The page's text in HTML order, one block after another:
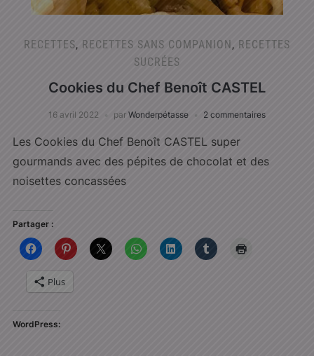
RECETTES, RECETTES SANS COMPANION, RECETTES
SUCRÉES
Cookies du Chef Benoît CASTEL
16 avril 2022 par Wonderpétasse 2 commentaires
Les Cookies du Chef Benoît CASTEL super
gourmands avec des pépites de chocolat et des
noisettes concassées
Partager :
Plus
WordPress: